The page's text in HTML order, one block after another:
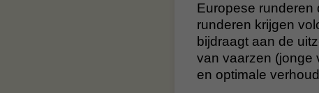
Europese runderen
runderen krijgen
bijdraagt aan de
van vaarzen (jonge
en optimale